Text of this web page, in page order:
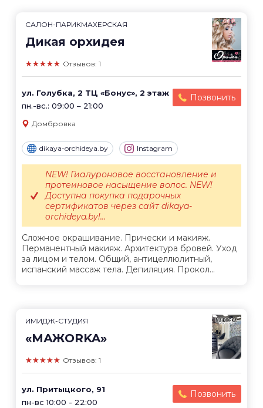
САЛОН-ПАРИКМАХЕРСКАЯ
Дикая орхидея
★★★★★ Отзывов: 1
ул. Голубка, 2 ТЦ «Бонус», 2 этаж
пн.-вс.: 09:00 – 21:00
Позвонить
Домбровка
dikaya-orchideya.by Instagram
Сложное окрашивание. Прически и макияж.
Перманентный макияж. Архитектура бровей. Уход
за лицом и телом. Общий, антицеллюлитный,
испанский массаж тела. Депиляция. Прокол...
NEW! Гиалуроновое восстановление и
протеиновое насыщение волос. NEW!
Доступна покупка подарочных
сертификатов через сайт dikaya-
orchideya.by!...
ИМИДЖ-СТУДИЯ
«МАЖОRKA»
★★★★★ Отзывов: 1
ул. Притыцкого, 91
пн-вс 10:00 - 22:00
Позвонить